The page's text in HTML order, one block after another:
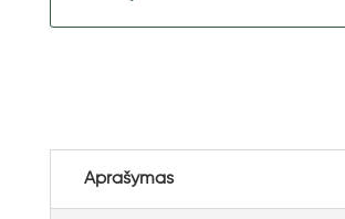
Aprašymas